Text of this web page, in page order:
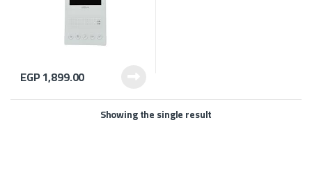
EGP1,899.00
Showing the single result